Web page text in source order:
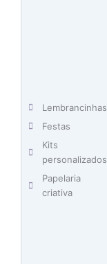
Lembrancinhas
Festas
Kits
personalizados
Papelaria
criativa